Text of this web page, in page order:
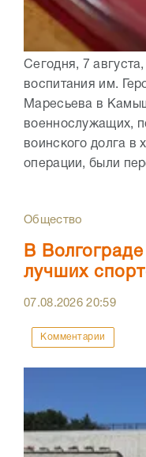
Сегодня, 7
воспитания им.
Маресьева в
военнослужащих,
воинского долга в
операции, были
Общество
В
лучших
07.08.202620:59
Комментарии